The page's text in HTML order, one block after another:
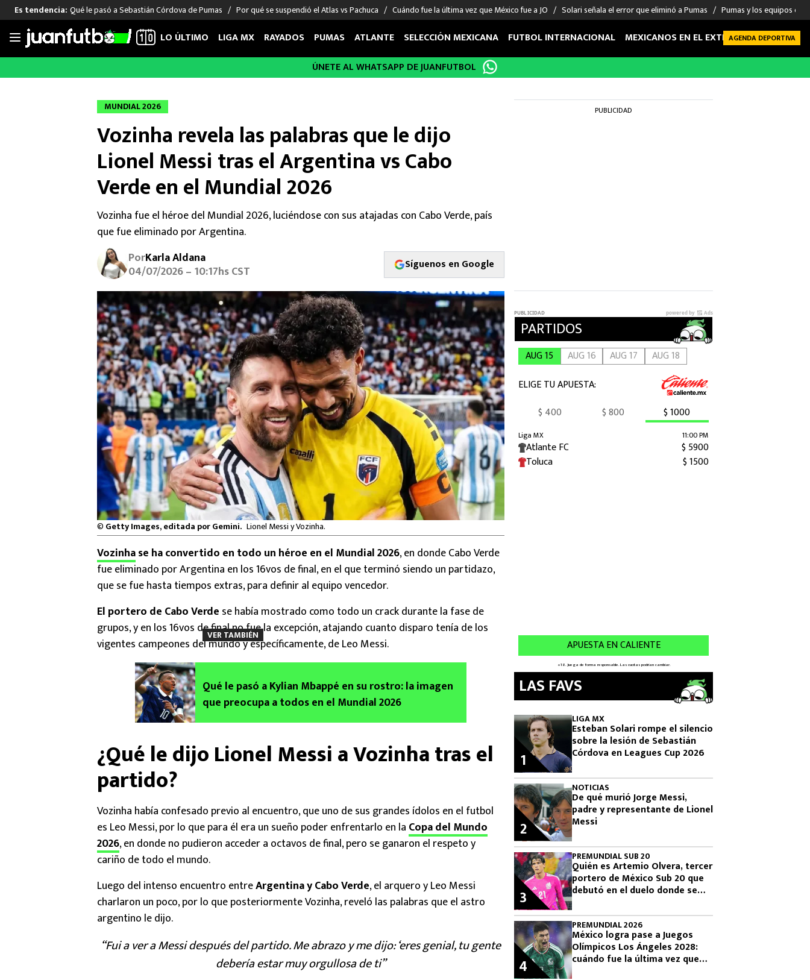
Saltar
Es tendencia: Qué le pasó a Sebastián Córdova de Pumas Por qué se suspendió el Atlas vs Pachuca Cuándo fue la última vez que México fue a JO Solari señala el error que eliminó a Pumas Pumas y los equipos
LIGA MX
Chivas de Guadalajara
Liga MX Femenil
FUT INTERNACIONAL
Las Noticias
Selección Mexicana
Champions League
Europa League
Real Madrid
Barcelona
MEXICANOS EN EL EXTRANJERO
Memo Ochoa
Chino Huerta
Edson Álvarez
Santiago Giménez
FIGURAS
Sergio Ramos
Giorgos Giakoumakis
André Jardine
DEPORTES
LO ÚLTIMO LIGA MX RAYADOS PUMAS ATLANTE SELECCIÓN MEXICANA FUTBOL INTERNACIONAL MEXICANOS EN EL EXTRANJERO FUTBOL
AGENDA DEPORTIVA
ÚNETE AL WHATSAPP DE JUANFUTBOL
MUNDIAL 2026
Vozinha revela las palabras que le dijo
Lionel Messi tras el Argentina vs Cabo
Verde en el Mundial 2026
Vozinha fue el héroe del Mundial 2026, luciéndose con sus atajadas con Cabo Verde, país
que fue eliminado por Argentina.
PorKarla Aldana
04/07/2026 – 10:17hs CST Síguenos en Google
© Getty Images, editada por Gemini. Lionel Messi y Vozinha.
Vozinhase ha convertido en todo un héroe en el Mundial 2026, en donde Cabo Verde
fue eliminado por Argentina en los 16vos de final, en el que terminó siendo un partidazo,
que se fue hasta tiempos extras, para definir al equipo vencedor.
El portero de Cabo Verde se había mostrado como todo un crack durante la fase de
grupos, y en los 16vos de final no fue la excepción, atajando cuanto disparo tenía de los
vigentes campeones del mundo y específicamente, de Leo Messi.
VER TAMBIÉN
Qué le pasó a Kylian Mbappé en su rostro: la imagen
que preocupa a todos en el Mundial 2026
¿Qué le dijo Lionel Messi a Vozinha tras el
partido?
Vozinha había confesado previo al encuentro, que uno de sus grandes ídolos en el futbol
es Leo Messi, por lo que para él era un sueño poder enfrentarlo en la Copa del Mundo
2026, en donde no pudieron acceder a octavos de final, pero se ganaron el respeto y
cariño de todo el mundo.
Luego del intenso encuentro entreArgentina y Cabo Verde, el arquero y Leo Messi
charlaron un poco, por lo que posteriormente Vozinha, reveló las palabras que el astro
argentino le dijo.
“Fui a ver a Messi después del partido. Me abrazo y me dijo: ‘eres genial, tu gente
debería estar muy orgullosa de ti”
PUBLICIDAD
LAS FAVS
LIGA MX
Esteban Solari rompe el silencio
sobre la lesión de Sebastián
Córdova en Leagues Cup 2026
1
NOTICIAS
De qué murió Jorge Messi,
padre y representante de Lionel
Messi
2
PREMUNDIAL SUB 20
Quién es Artemio Olvera, tercer
portero de México Sub 20 que
debutó en el duelo donde se
3
PREMUNDIAL 2026
México logra pase a Juegos
Olímpicos Los Ángeles 2028:
cuándo fue la última vez que
4